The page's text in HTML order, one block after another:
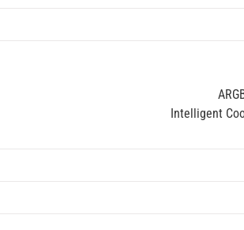
Intelligent